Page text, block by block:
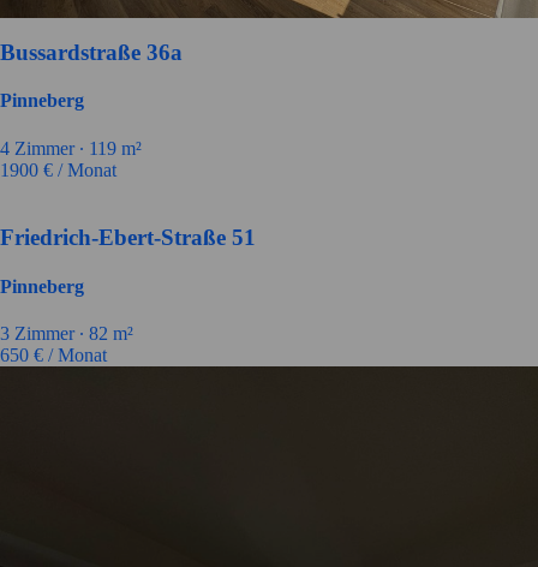
Bussardstraße 36a
Pinneberg
4 Zimmer ∙ 119 m²
1900 € / Monat
Friedrich-Ebert-Straße 51
Pinneberg
3 Zimmer ∙ 82 m²
650 € / Monat